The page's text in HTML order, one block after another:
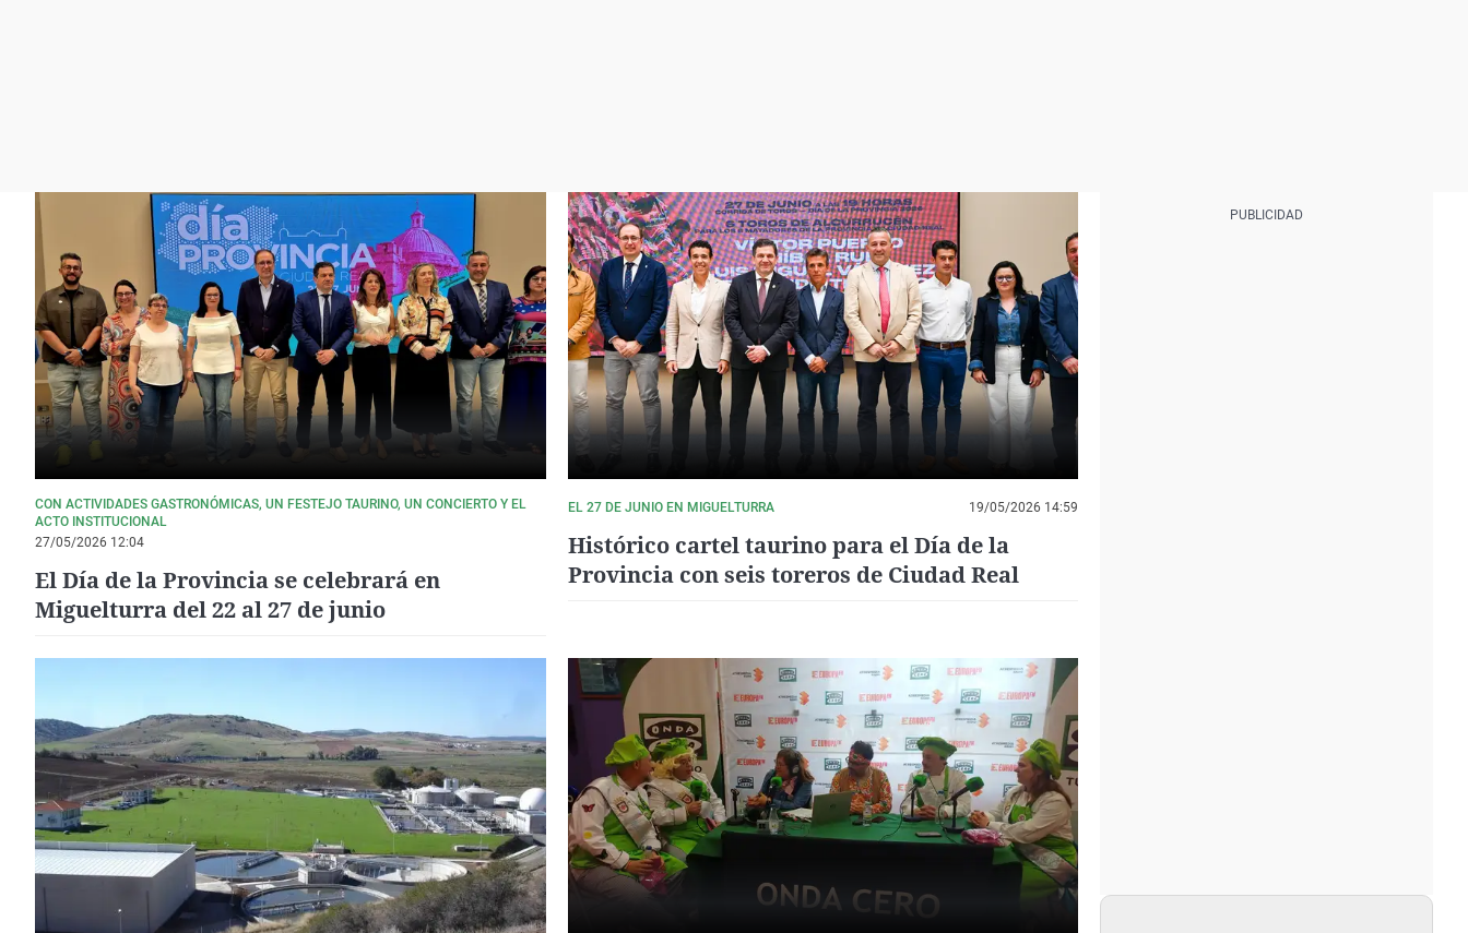
CON ACTIVIDADES GASTRONÓMICAS, UN FESTEJO TAURINO, UN CONCIERTO Y EL
ACTO INSTITUCIONAL
27/05/2026 12:04
El Día de la Provincia se celebrará en
Miguelturra del 22 al 27 de junio
EL 27 DE JUNIO EN MIGUELTURRA 19/05/2026 14:59
Histórico cartel taurino para el Día de la
Provincia con seis toreros de Ciudad Real